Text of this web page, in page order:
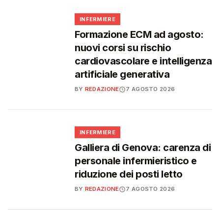
INFERMIERE
Formazione ECM ad agosto:
nuovi corsi su rischio
cardiovascolare e intelligenza
artificiale generativa
BY REDAZIONE 7 AGOSTO 2026
INFERMIERE
Galliera di Genova: carenza di
personale infermieristico e
riduzione dei posti letto
BY REDAZIONE 7 AGOSTO 2026